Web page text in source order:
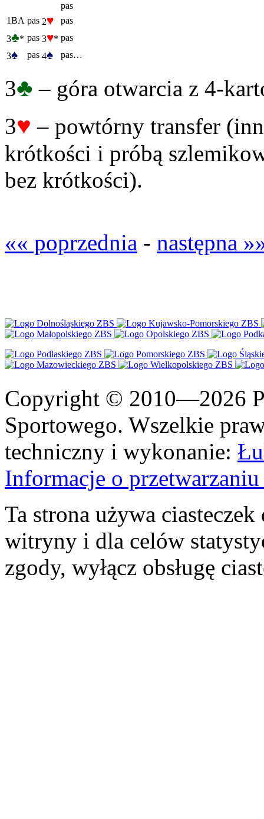
pas
1BA pas 2♥
pas
3♣* pas 3♥* pas
3♠ pas 4♠ pas…
3♣ – góra otwarcia z 4-
3♥ – powtórny transfer
krótkości i próbą
bez krótkości).
«« poprzednia - następna
Copyright © 2010—2026
Sportowego. Wszelkie
techniczny i wykonanie:
Informacje o
Ta strona używa
witryny i dla celów
zgody, wyłącz obsługę